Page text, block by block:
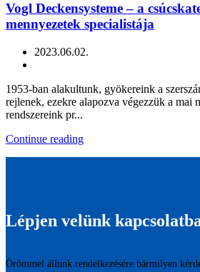
Vogl Deckensysteme – a
mennyezetek specialistája
2023.06.02.
1953-ban alakultunk, gyökereink a
rejlenek, ezekre alapozva végezzük a mai
rendszereink pr...
Continue reading
Lépjen velünk
Örömmel állunk rendelkezésére bármilyen